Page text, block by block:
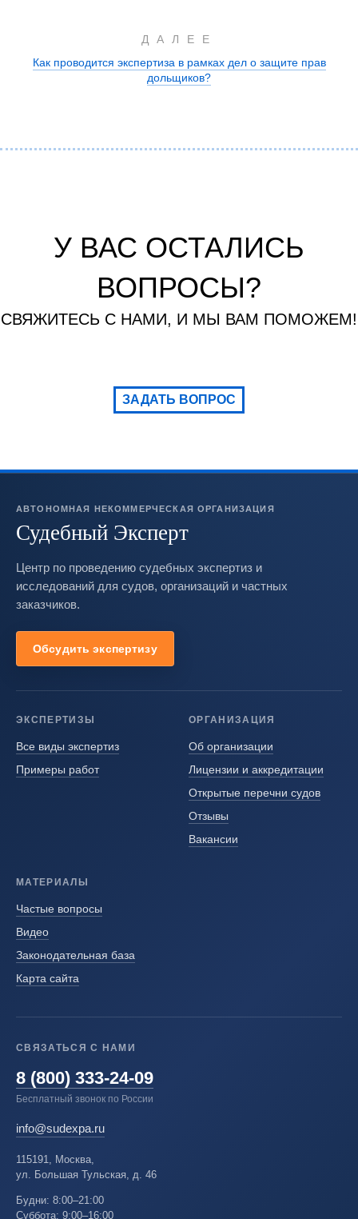
ДАЛЕЕ
Как проводится экспертиза в рамках дел о защите прав
дольщиков?
У ВАС ОСТАЛИСЬ
ВОПРОСЫ?
СВЯЖИТЕСЬ С НАМИ, И МЫ ВАМ ПОМОЖЕМ!
ЗАДАТЬ ВОПРОС
АВТОНОМНАЯ НЕКОММЕРЧЕСКАЯ ОРГАНИЗАЦИЯ
Судебный Эксперт
Центр по проведению судебных экспертиз и
исследований для судов, организаций и частных
заказчиков.
Обсудить экспертизу
ЭКСПЕРТИЗЫ
Все виды экспертиз
Примеры работ
ОРГАНИЗАЦИЯ
Об организации
Лицензии и аккредитации
Открытые перечни судов
Отзывы
Вакансии
МАТЕРИАЛЫ
Частые вопросы
Видео
Законодательная база
Карта сайта
СВЯЗАТЬСЯ С НАМИ
8 (800) 333-24-09
Бесплатный звонок по России
info@sudexpa.ru
115191, Москва,
ул. Большая Тульская, д. 46
Будни: 8:00–21:00
Суббота: 9:00–16:00